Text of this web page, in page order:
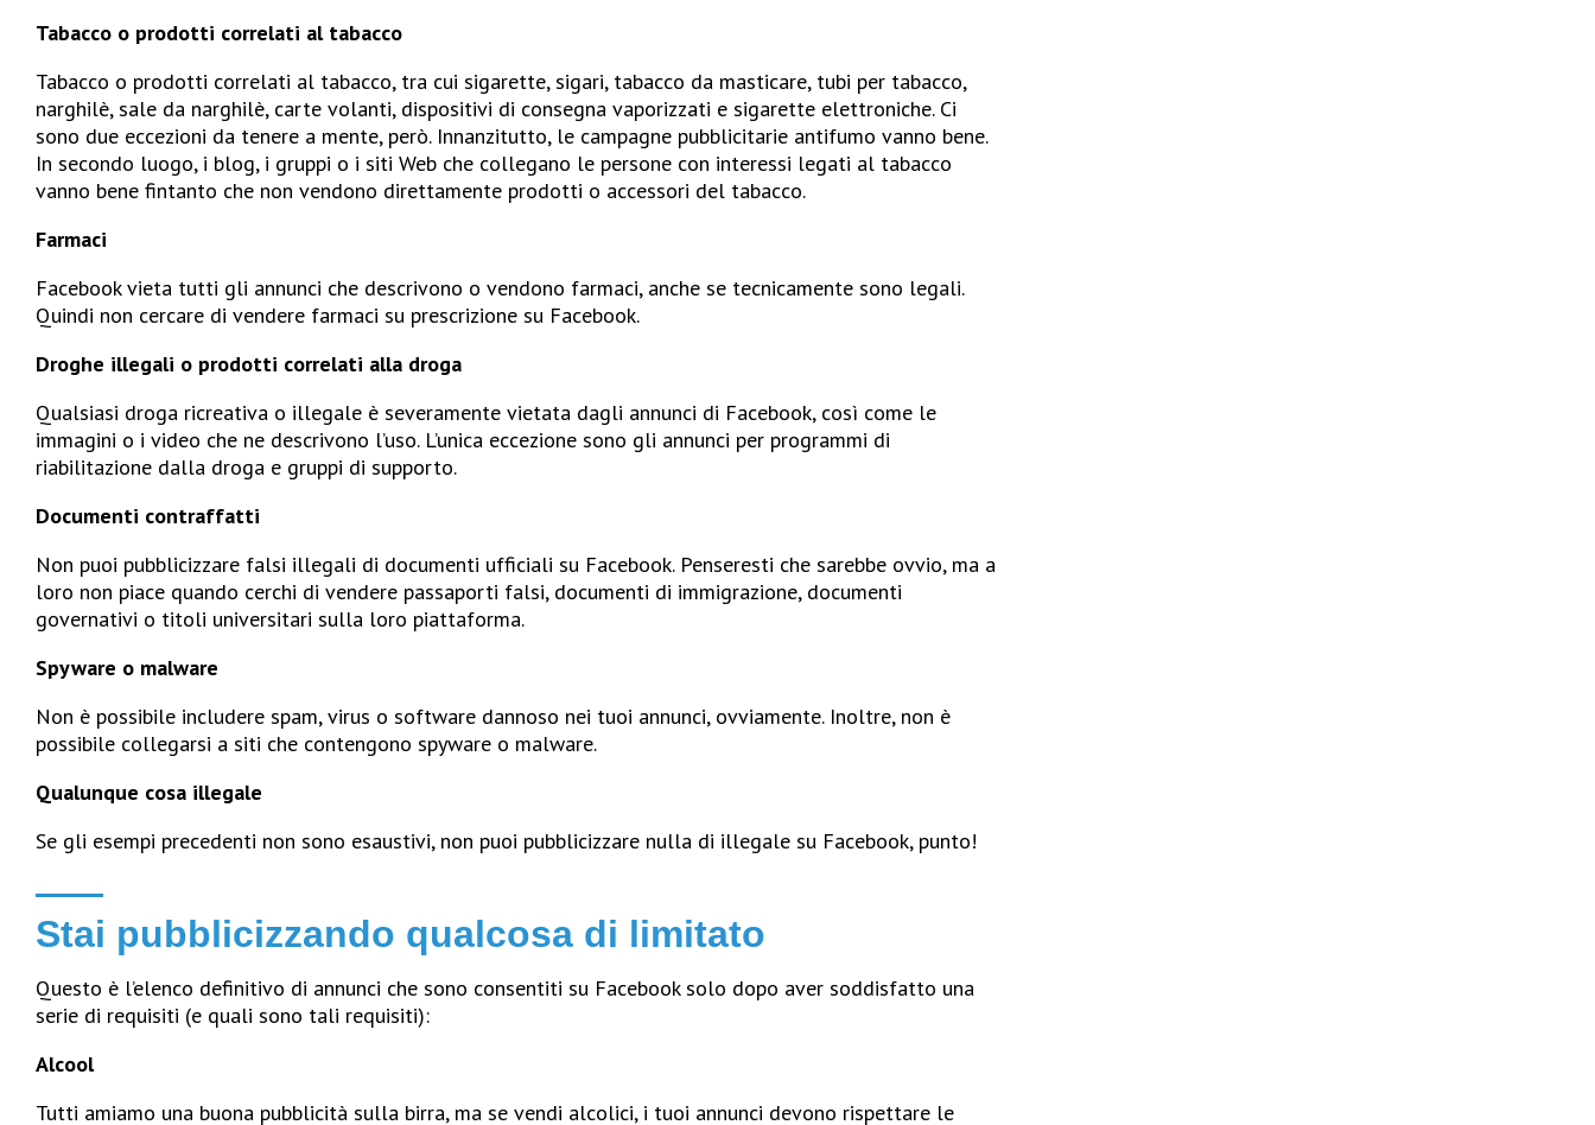
Tabacco o prodotti correlati al tabacco
Tabacco o prodotti correlati al tabacco, tra cui sigarette, sigari, tabacco da masticare, tubi per tabacco,
narghilè, sale da narghilè, carte volanti, dispositivi di consegna vaporizzati e sigarette elettroniche. Ci
sono due eccezioni da tenere a mente, però. Innanzitutto, le campagne pubblicitarie antifumo vanno bene.
In secondo luogo, i blog, i gruppi o i siti Web che collegano le persone con interessi legati al tabacco
vanno bene fintanto che non vendono direttamente prodotti o accessori del tabacco.
Farmaci
Facebook vieta tutti gli annunci che descrivono o vendono farmaci, anche se tecnicamente sono legali.
Quindi non cercare di vendere farmaci su prescrizione su Facebook.
Droghe illegali o prodotti correlati alla droga
Qualsiasi droga ricreativa o illegale è severamente vietata dagli annunci di Facebook, così come le
immagini o i video che ne descrivono l’uso. L’unica eccezione sono gli annunci per programmi di
riabilitazione dalla droga e gruppi di supporto.
Documenti contraffatti
Non puoi pubblicizzare falsi illegali di documenti ufficiali su Facebook. Penseresti che sarebbe ovvio, ma a
loro non piace quando cerchi di vendere passaporti falsi, documenti di immigrazione, documenti
governativi o titoli universitari sulla loro piattaforma.
Spyware o malware
Non è possibile includere spam, virus o software dannoso nei tuoi annunci, ovviamente. Inoltre, non è
possibile collegarsi a siti che contengono spyware o malware.
Qualunque cosa illegale
Se gli esempi precedenti non sono esaustivi, non puoi pubblicizzare nulla di illegale su Facebook, punto!
Stai pubblicizzando qualcosa di limitato
Questo è l’elenco definitivo di annunci che sono consentiti su Facebook solo dopo aver soddisfatto una
serie di requisiti (e quali sono tali requisiti):
Alcool
Tutti amiamo una buona pubblicità sulla birra, ma se vendi alcolici, i tuoi annunci devono rispettare le